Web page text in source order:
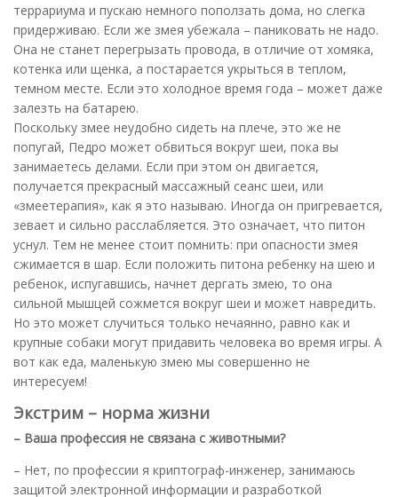
террариума и пускаю немного поползать дома, но слегка
придерживаю. Если же змея убежала – паниковать не надо.
Она не станет перегрызать провода, в отличие от хомяка,
котенка или щенка, а постарается укрыться в теплом,
темном месте. Если это холодное время года – может даже
залезть на батарею.
Поскольку змее неудобно сидеть на плече, это же не
попугай, Педро может обвиться вокруг шеи, пока вы
занимаетесь делами. Если при этом он двигается,
получается прекрасный массажный сеанс шеи, или
«змеетерапия», как я это называю. Иногда он пригревается,
зевает и сильно расслабляется. Это означает, что питон
уснул. Тем не менее стоит помнить: при опасности змея
сжимается в шар. Если положить питона ребенку на шею и
ребенок, испугавшись, начнет дергать змею, то она
сильной мышцей сожмется вокруг шеи и может навредить.
Но это может случиться только нечаянно, равно как и
крупные собаки могут придавить человека во время игры. А
вот как еда, маленькую змею мы совершенно не
интересуем!
Экстрим – норма жизни
– Ваша профессия не связана с животными?
– Нет, по профессии я криптограф-инженер, занимаюсь
защитой электронной информации и разработкой